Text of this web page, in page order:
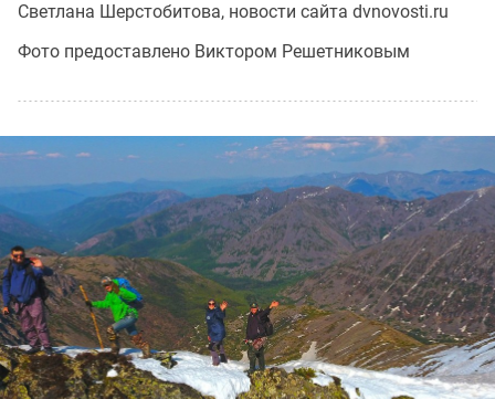
Светлана Шерстобитова, новости сайта dvnovosti.ru
Фото предоставлено Виктором Решетниковым